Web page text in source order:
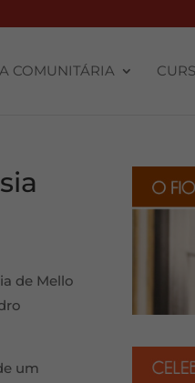
COMUNITÁRIA
de Mello
um